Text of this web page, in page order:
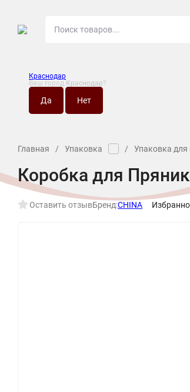
Краснодар
Ваш город Краснодар?
Главная / Упаковка / Упаковка
Коробка для
Оставить отзывБренд:CHINA